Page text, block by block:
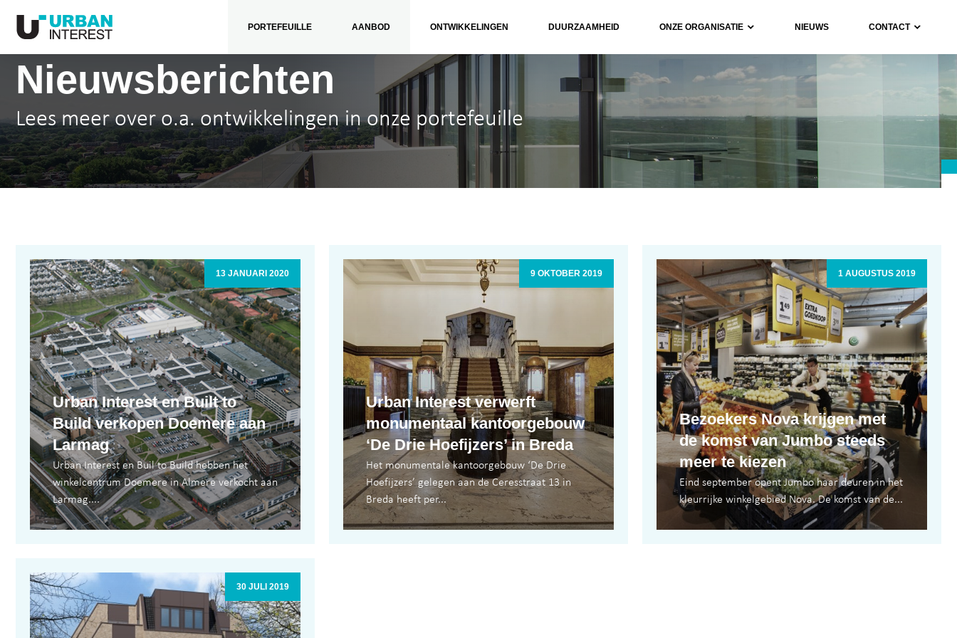
PORTEFEUILLE AANBOD ONTWIKKELINGEN DUURZAAMHEID ONZE ORGANISATIE NIEUWS CONTACT
Nieuwsberichten
Lees meer over o.a. ontwikkelingen in onze portefeuille
Urban Interest en Built to
Build verkopen Doemere aan
Larmag
13 JANUARI 2020
Urban Interest en Buil to Build hebben het
winkelcentrum Doemere in Almere verkocht aan
Larmag....
Urban Interest verwerft
monumentaal kantoorgebouw
‘De Drie Hoefijzers’ in Breda
9 OKTOBER 2019
Het monumentale kantoorgebouw ‘De Drie
Hoefijzers’ gelegen aan de Ceresstraat 13 in
Breda heeft per...
Bezoekers Nova krijgen met
de komst van Jumbo steeds
meer te kiezen
1 AUGUSTUS 2019
Eind september opent Jumbo haar deuren in het
kleurrijke winkelgebied Nova. De komst van de...
30 JULI 2019